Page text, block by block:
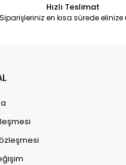
Hızlı Teslimat
Siparişleriniz en kısa sürede elinize